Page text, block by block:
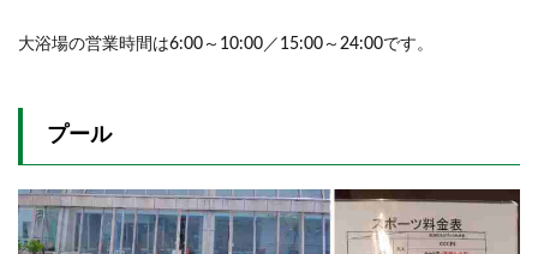
大浴場の営業時間は6:00～10:00／15:00～24:00です。
プール